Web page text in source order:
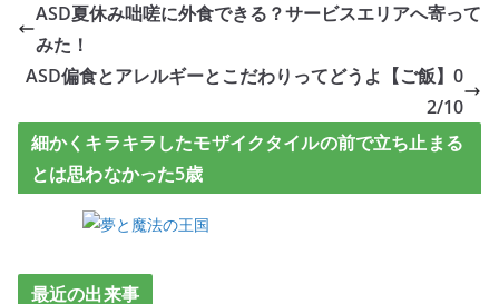
ASD夏休み咄嗟に外食できる？サービスエリアへ寄って
みた！
ASD偏食とアレルギーとこだわりってどうよ【ご飯】0
2/10
細かくキラキラしたモザイクタイルの前で立ち止まる
とは思わなかった5歳
最近の出来事